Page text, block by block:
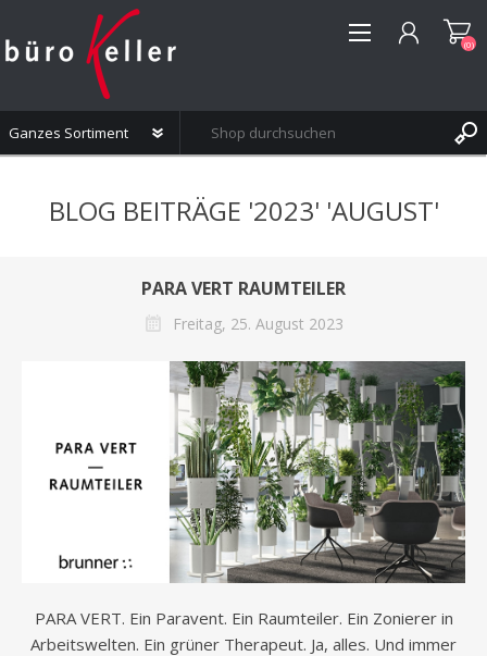
ANMELDEN
(0)
BLOG BEITRÄGE '2023' 'AUGUST'
PARA VERT RAUMTEILER
Freitag, 25. August 2023
PARA VERT. Ein Paravent. Ein Raumteiler. Ein Zonierer in
Arbeitswelten. Ein grüner Therapeut. Ja, alles. Und immer